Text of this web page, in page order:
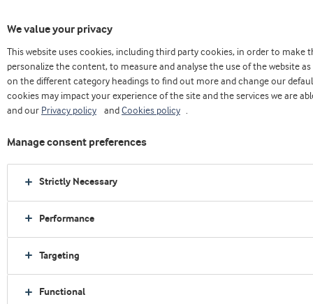
Casa Nosotros
Press releases
Estudio de Arla Foods Ingredients revela que la whey protein puede ayudar a
controlar los picos de glucosa en la sangre después de la comida en los casos de
diabetes gestacional
We value your privacy
This website uses cookies, including third party cookies, in order to make
personalize the content, to measure and analyse the use of the website
on the different category headings to find out more and change our
cookies may impact your experience of the site and the services we are
and our Privacy policy and Cookies policy .
Manage consent preferences
Strictly Necessary
Performance
Targeting
Functional